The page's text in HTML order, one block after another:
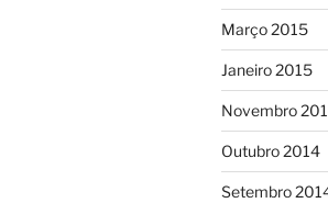
Março 2015
Janeiro 2015
Novembro
Outubro 2014
Setembro